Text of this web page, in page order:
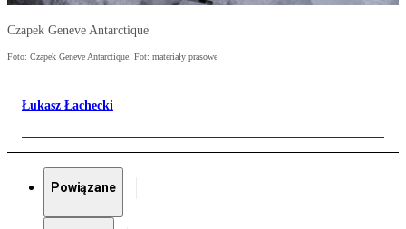
Czapek Geneve Antarctique
Foto: Czapek Geneve Antarctique. Fot: materiały prasowe
Łukasz Łachecki
Powiązane